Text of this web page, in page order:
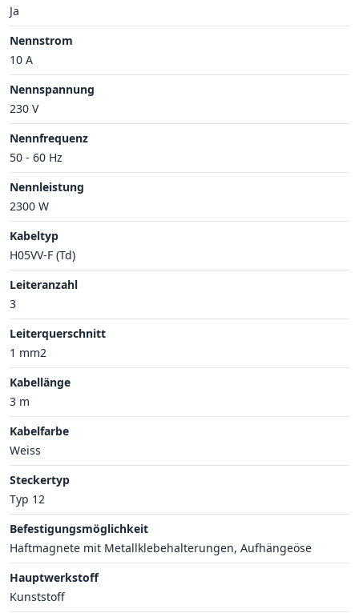
Ja
Nennstrom
10 A
Nennspannung
230 V
Nennfrequenz
50 - 60 Hz
Nennleistung
2300 W
Kabeltyp
H05VV-F (Td)
Leiteranzahl
3
Leiterquerschnitt
1 mm2
Kabellänge
3 m
Kabelfarbe
Weiss
Steckertyp
Typ 12
Befestigungsmöglichkeit
Haftmagnete mit Metallklebehalterungen, Aufhängeöse
Hauptwerkstoff
Kunststoff